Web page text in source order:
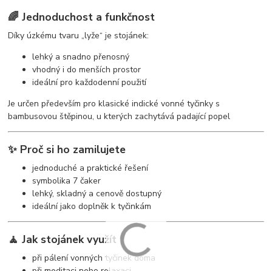
🌈 Jednoduchost a funkčnost
Díky úzkému tvaru „lyže“ je stojánek:
lehký a snadno přenosný
vhodný i do menších prostor
ideální pro každodenní použití
Je určen především pro klasické indické vonné tyčinky s
bambusovou štěpinou, u kterých zachytává padající popel
✨ Proč si ho zamilujete
jednoduché a praktické řešení
symbolika 7 čaker
lehký, skladný a cenově dostupný
ideální jako doplněk k tyčinkám
🧘 Jak stojánek využít
při pálení vonných tyčinek doma